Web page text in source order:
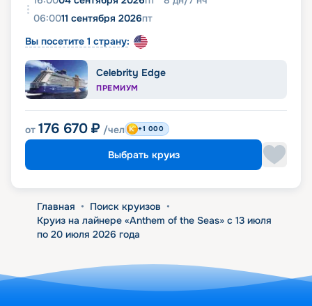
06:0011 сентября 2026пт
Вы посетите 1 страну:
Celebrity Edge
ПРЕМИУМ
от 176 670 ₽ /чел +1 000
Выбрать круиз
Главная • Поиск круизов •
Круиз на лайнере «Anthem of the Seas» с 13 июля
по 20 июля 2026 года